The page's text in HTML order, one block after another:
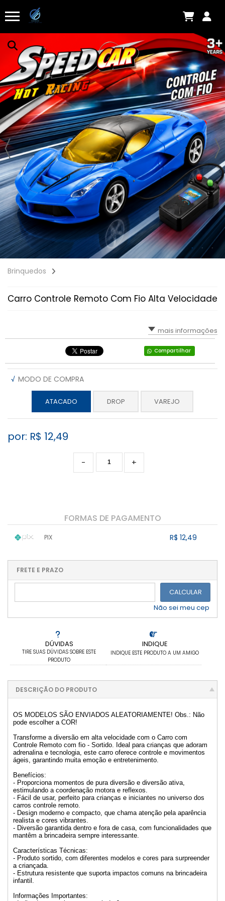
Brinquedos
Carro Controle Remoto Com Fio Alta Velocidade
mais informações
Compartilhar
√ MODO DE COMPRA
ATACADO DROP VAREJO
DÚVIDAS
TIRE SUAS DÚVIDAS SOBRE ESTE
PRODUTO
INDIQUE
INDIQUE ESTE PRODUTO A UM AMIGO
por: R$ 12,49
+
-
FORMAS DE PAGAMENTO
PIX R$ 12,49
...
....
FRETE E PRAZO
CALCULAR
Não sei meu cep
DESCRIÇÃO DO PRODUTO
OS MODELOS SÃO ENVIADOS ALEATORIAMENTE! Obs.: Não
pode escolher a COR!
Transforme a diversão em alta velocidade com o Carro com
Controle Remoto com fio - Sortido. Ideal para crianças que adoram
adrenalina e tecnologia, este carro oferece controle e movimentos
ágeis, garantindo muita emoção e entretenimento.
Benefícios:
- Proporciona momentos de pura diversão e diversão ativa,
estimulando a coordenação motora e reflexos.
- Fácil de usar, perfeito para crianças e iniciantes no universo dos
carros controle remoto.
- Design moderno e compacto, que chama atenção pela aparência
realista e cores vibrantes.
- Diversão garantida dentro e fora de casa, com funcionalidades que
mantêm a brincadeira sempre interessante.
Características Técnicas:
- Produto sortido, com diferentes modelos e cores para surpreender
a criançada.
- Estrutura resistente que suporta impactos comuns na brincadeira
infantil.
Informações Importantes:
Saboneteira de Parede em Aço Inoxidável